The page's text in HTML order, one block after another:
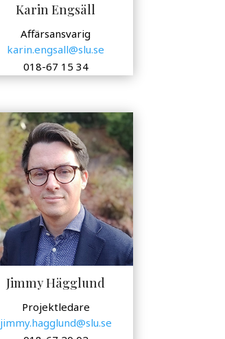
Karin Engsäll
Affärsansvarig
karin.engsall@slu.se
018-67 15 34
Jimmy Hägglund
Projektledare
jimmy.hagglund@slu.se